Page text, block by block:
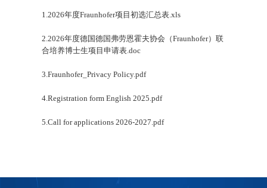
1.2026年度Fraunhofer项目初选汇总表.xls
2.2026年度德国德国弗劳恩霍夫协会（Fraunhofer）联
合培养博士生项目申请表.doc
3.Fraunhofer_Privacy Policy.pdf
4.Registration form English 2025.pdf
5.Call for applications 2026-2027.pdf